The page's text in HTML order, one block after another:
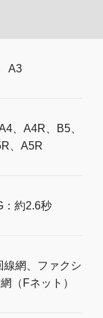
A3
、A4R、B5、
、A5R
：約2.6秒
線網、ファクシ
（Fネット）